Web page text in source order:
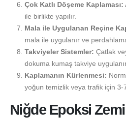
Çok Katlı Döşeme Kaplaması:
ile birlikte yapılır.
Mala ile Uygulanan Reçine
mala ile uygulanır ve
Takviyeler Sistemler: Çatlak
dokuma kumaş takviye
Kaplamanın Kürlenmesi:
yoğun temizlik veya trafik için 3-
Niğde Epoksi